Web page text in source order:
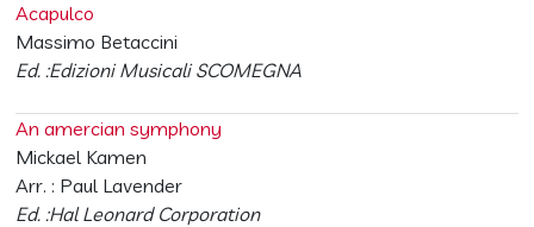
Acapulco
Massimo Betaccini
Ed. :Edizioni Musicali SCOMEGNA
An amercian symphony
Mickael Kamen
Arr. : Paul Lavender
Ed. :Hal Leonard Corporation